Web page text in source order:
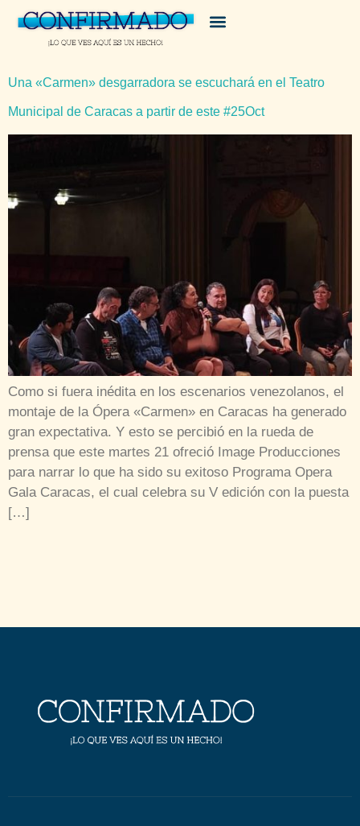
Una «Carmen» desgarradora se escuchará en el Teatro
Municipal de Caracas a partir de este #25Oct
Como si fuera inédita en los escenarios venezolanos, el
montaje de la Ópera «Carmen» en Caracas ha generado
gran expectativa. Y esto se percibió en la rueda de
prensa que este martes 21 ofreció Image Producciones
para narrar lo que ha sido su exitoso Programa Opera
Gala Caracas, el cual celebra su V edición con la puesta
[…]